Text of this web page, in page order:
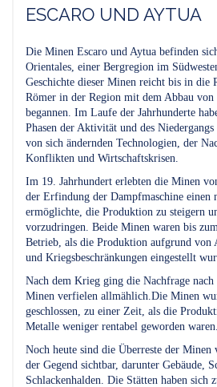
ESCARO UND AYTUA
Die Minen Escaro und Aytua befinden
Orientales, einer Bergregion im
Geschichte dieser Minen reicht bis in die
Römer in der Region mit dem Abbau
begannen. Im Laufe der Jahrhunderte
Phasen der Aktivität und des
von sich ändernden Technologien, der
Konflikten und Wirtschaftskrisen.
Im 19. Jahrhundert erlebten die Minen
der Erfindung der Dampfmaschine einen
ermöglichte, die Produktion zu steigern
vorzudringen. Beide Minen waren bis
Betrieb, als die Produktion aufgrund von
und Kriegsbeschränkungen eingestellt
Nach dem Krieg ging die Nachfrage
Minen verfielen allmählich.Die Minen
geschlossen, zu einer Zeit, als die
Metalle weniger rentabel geworden waren.
Noch heute sind die Überreste der Minen
der Gegend sichtbar, darunter Gebäude,
Schlackenhalden. Die Stätten haben sich